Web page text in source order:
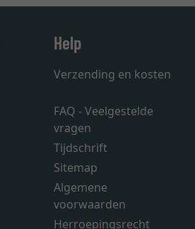
Help
Verzending en kosten
FAQ - Veelgestelde
vragen
Tijdschrift
Sitemap
Algemene
voorwaarden
Herroepingsrecht